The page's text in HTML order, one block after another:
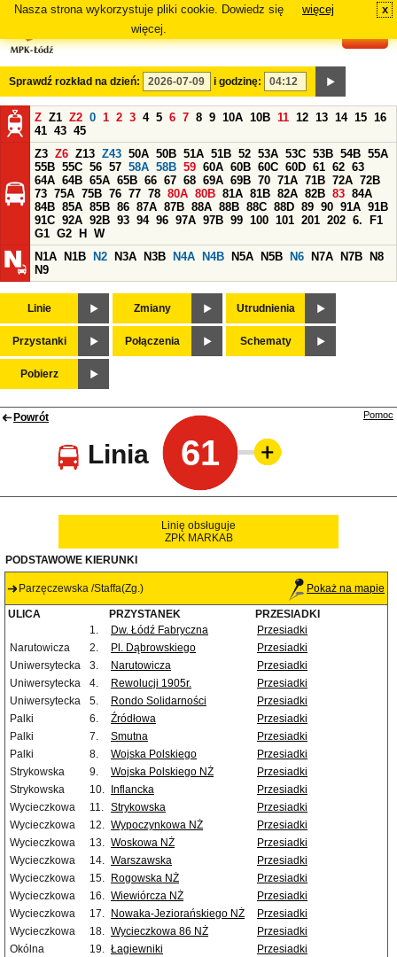
Nasza strona wykorzystuje pliki cookie. Dowiedz się
więcej.
więcej x
Sprawdź rozkład na dzień: i godzinę:
Z Z1 Z2 0 1 2 3 4 5 6 7 8 9 10A 10B 11 12 13 14 15 16
41 43 45
Z3 Z6 Z13 Z43 50A 50B 51A 51B 52 53A 53C 53B 54B 55A
55B 55C 56 57 58A 58B 59 60A 60B 60C 60D 61 62 63
64A 64B 65A 65B 66 67 68 69A 69B 70 71A 71B 72A 72B
73 75A 75B 76 77 78 80A 80B 81A 81B 82A 82B 83 84A
84B 85A 85B 86 87A 87B 88A 88B 88C 88D 89 90 91A 91B
91C 92A 92B 93 94 96 97A 97B 99 100 101 201 202 6.
F1
G1 G2 H
W
N1A
N1B N2 N3A N3B N4A N4B N5A N5B N6 N7A N7B
N8
N9
Linie Zmiany Utrudnienia
Przystanki Połączenia Schematy
Pobierz
Powrót
Linia 61
Pomoc
Linię obsługuje
ZPK MARKAB
PODSTAWOWE KIERUNKI
Parzęczewska /Staffa(Zg.) Pokaż na mapie
ULICA PRZYSTANEK
PRZESIADKI
1.
Dw. Łódź Fabryczna
Przesiadki
Narutowicza
2. Pl. Dąbrowskiego
Przesiadki
Uniwersytecka
3. Narutowicza
Przesiadki
Uniwersytecka
4. Rewolucji 1905r.
Przesiadki
Uniwersytecka
5. Rondo Solidarności
Przesiadki
Palki
6. Źródłowa
Przesiadki
Palki
7. Smutna
Przesiadki
Palki
8. Wojska Polskiego
Przesiadki
Strykowska
9. Wojska Polskiego NŻ
Przesiadki
Strykowska
10. Inflancka
Przesiadki
Wycieczkowa
11. Strykowska
Przesiadki
Wycieczkowa
12. Wypoczynkowa NŻ
Przesiadki
Wycieczkowa
13. Woskowa NŻ
Przesiadki
Wycieczkowa
14. Warszawska
Przesiadki
Wycieczkowa
15. Rogowska NŻ
Przesiadki
Wycieczkowa
16. Wiewiórcza NŻ
Przesiadki
Wycieczkowa
17. Nowaka-Jeziorańskiego NŻ
Przesiadki
Wycieczkowa
18. Wycieczkowa 86 NŻ
Przesiadki
Okólna
19. Łagiewniki
Przesiadki